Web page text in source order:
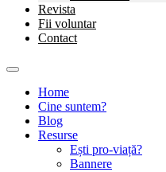
Revista
Fii voluntar
Contact
Home
Cine suntem?
Blog
Resurse
Ești pro-viață?
Bannere